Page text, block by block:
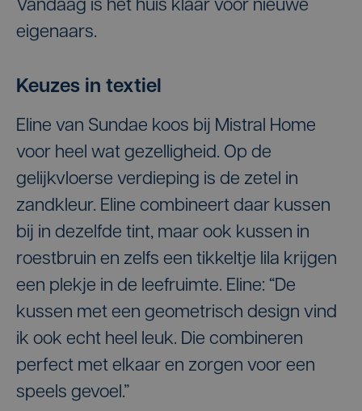
Vandaag is het huis klaar voor nieuwe
eigenaars.
Keuzes in textiel
Eline van Sundae koos bij Mistral Home
voor heel wat gezelligheid. Op de
gelijkvloerse verdieping is de zetel in
zandkleur. Eline combineert daar kussen
bij in dezelfde tint, maar ook kussen in
roestbruin en zelfs een tikkeltje lila krijgen
een plekje in de leefruimte. Eline: “De
kussen met een geometrisch design vind
ik ook echt heel leuk. Die combineren
perfect met elkaar en zorgen voor een
speels gevoel.”